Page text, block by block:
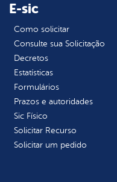
E-sic
Como solicitar
Consulte sua Solicitação
Decretos
Estatísticas
Formulários
Prazos e autoridades
Sic Físico
Solicitar Recurso
Solicitar um pedido